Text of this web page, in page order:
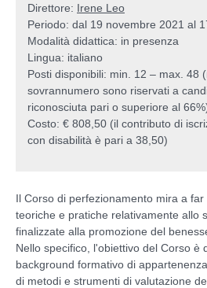
Direttore: Irene Leo
Periodo: dal 19 novembre 2021 al
Modalità didattica: in presenza
Lingua: italiano
Posti disponibili: min. 12 – max. 48
sovrannumero sono riservati a
riconosciuta pari o superiore al
Costo: € 808,50 (il contributo di
con disabilità è pari a 38,50)
Il Corso di perfezionamento mira a
teoriche e pratiche relativamente allo
finalizzate alla promozione del
Nello specifico, l'obiettivo del Corso è
background formativo di
di metodi e strumenti di valutazione